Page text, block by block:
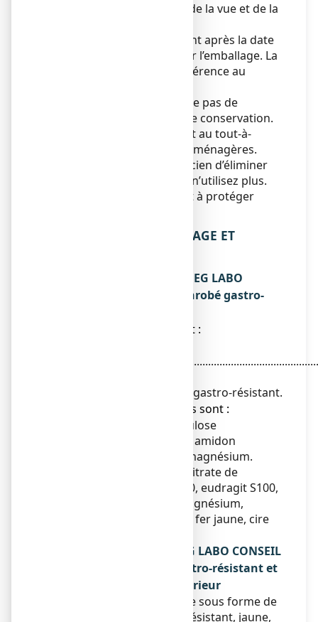
Tenir ce médicament hors de la vue et de la
N’utilisez pas ce médicament après la date
de péremption indiquée sur l’emballage. La
date de péremption fait référence au
Ce médicament ne nécessite pas de
précautions particulières de conservation.
Ne jetez aucun médicament au tout-à-
les ordures ménagères.
Demandez à votre pharmacien d’éliminer
les médicaments que vous n’utilisez plus.
Ces mesures contribueront à protéger
6. CONTENU DE L’EMBALLAGE ET
Ce que contient BISACODYL EG LABO
CONSEIL 5 mg, comprimé enrobé gastro-
● La substance active est :
Pour un comprimé enrobé gastro-résistant.
● Les autres composants sont :
Lactose monohydraté, cellulose
microcristalline, hyprolose, amidon
prégélatinisé, stéarate de magnésium.
: hypromellose, citrate de
triéthyle, talc, eudragit L100, eudragit S100,
saccharose, stéarate de magnésium,
dioxyde de titane, oxyde de fer jaune, cire
Qu’est-ce que BISACODYL EG LABO CONSEIL
5 mg, comprimé enrobé gastro-résistant et
contenu de l’emballage extérieur
Ce médicament se présente sous forme de
comprimé enrobé gastro-résistant, jaune,